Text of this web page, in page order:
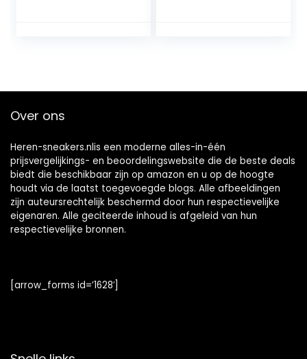
Over ons
Heren-sneakers.nlis een moderne alles-in-één
prijsvergelijkings- en beoordelingswebsite die de beste deals
biedt die beschikbaar zijn op amazon en u op de hoogte
houdt via de laatst toegevoegde blogs. Alle afbeeldingen
zijn auteursrechtelijk beschermd door hun respectievelijke
eigenaren. Alle geciteerde inhoud is afgeleid van hun
respectievelijke bronnen.
[arrow_forms id=’1628′]